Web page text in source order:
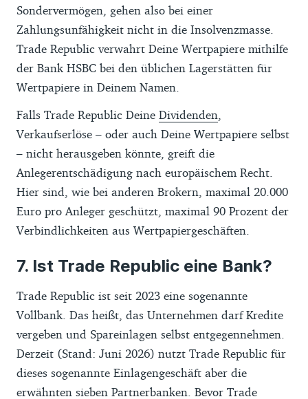
Sondervermögen, gehen also bei einer
Zahlungsunfähigkeit nicht in die Insolvenzmasse.
Trade Republic verwahrt Deine Wertpapiere mithilfe
der Bank HSBC bei den üblichen Lagerstätten für
Wertpapiere in Deinem Namen.
Falls Trade Republic Deine Dividenden,
Verkaufserlöse – oder auch Deine Wertpapiere selbst
– nicht herausgeben könnte, greift die
Anlegerentschädigung nach europäischem Recht.
Hier sind, wie bei anderen Brokern, maximal 20.000
Euro pro Anleger geschützt, maximal 90 Prozent der
Verbindlichkeiten aus Wertpapiergeschäften.
Ist Trade Republic eine Bank?
Trade Republic ist seit 2023 eine sogenannte
Vollbank. Das heißt, das Unternehmen darf Kredite
vergeben und Spareinlagen selbst entgegennehmen.
Derzeit (Stand: Juni 2026) nutzt Trade Republic für
dieses sogenannte Einlagengeschäft aber die
erwähnten sieben Partnerbanken. Bevor Trade